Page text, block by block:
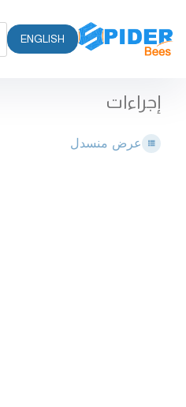
ENGLISH
إجراءات
عرض منسدل